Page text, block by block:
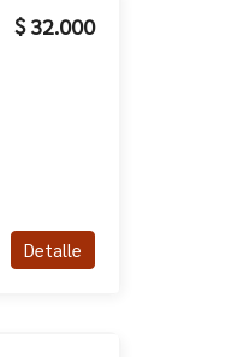
$ 32.000
Detalle